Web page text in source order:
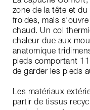
zone de la tête et
froides, mais
chaud. Un col
chaleur due aux
anatomique
pieds comportant
de garder les pieds
Les matériaux
partir de tissus